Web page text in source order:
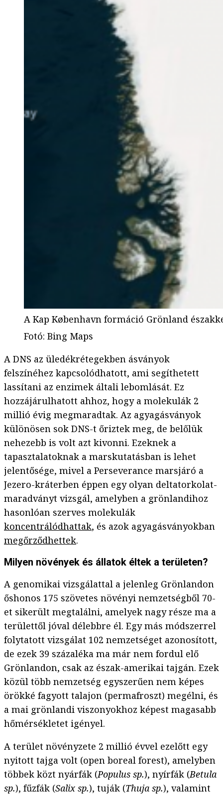
A Kap København formáció Grönland
Fotó: Bing Maps
A DNS az üledékrétegekben ásványok
felszínéhez kapcsolódhatott, ami segíthetett
lassítani az enzimek általi lebomlását. Ez
hozzájárulhatott ahhoz, hogy a molekulák 2
millió évig megmaradtak. Az agyagásványok
különösen sok DNS-t őriztek meg, de belőlük
nehezebb is volt azt kivonni. Ezeknek a
tapasztalatoknak a marskutatásban is lehet
jelentősége, mivel a Perseverance marsjáró a
Jezero-kráterben éppen egy olyan deltatorkolat-
maradványt vizsgál, amelyben a grönlandihoz
hasonlóan szerves molekulák
koncentrálódhattak, és azok agyagásványokban
megőrződhettek.
Milyen növények és állatok éltek a területen?
A genomikai vizsgálattal a jelenleg Grönlandon
őshonos 175 szövetes növényi nemzetségből 70-
et sikerült megtalálni, amelyek nagy része ma a
területtől jóval délebbre él. Egy más módszerrel
folytatott vizsgálat 102 nemzetséget azonosított,
de ezek 39 százaléka ma már nem fordul elő
Grönlandon, csak az észak-amerikai tajgán. Ezek
közül több nemzetség egyszerűen nem képes
örökké fagyott talajon (permafroszt) megélni, és
a mai grönlandi viszonyokhoz képest magasabb
hőmérsékletet igényel.
A terület növényzete 2 millió évvel ezelőtt egy
nyitott tajga volt (open boreal forest), amelyben
többek közt nyárfák (Populus sp.), nyírfák (Betula
sp.), fűzfák (Salix sp.), tuják (Thuja sp.), valamint